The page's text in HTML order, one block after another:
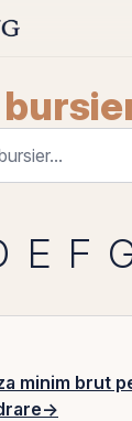
E F
minim brut
→